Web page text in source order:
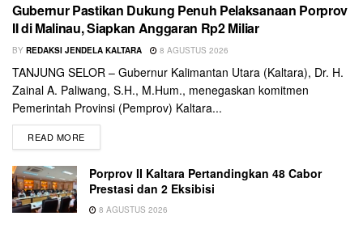
Gubernur Pastikan Dukung Penuh Pelaksanaan Porprov
II di Malinau, Siapkan Anggaran Rp2 Miliar
BY REDAKSI JENDELA KALTARA 8 AGUSTUS 2026
TANJUNG SELOR – Gubernur Kalimantan Utara (Kaltara), Dr. H.
Zainal A. Paliwang, S.H., M.Hum., menegaskan komitmen
Pemerintah Provinsi (Pemprov) Kaltara...
READ MORE
Porprov II Kaltara Pertandingkan 48 Cabor
Prestasi dan 2 Eksibisi
8 AGUSTUS 2026